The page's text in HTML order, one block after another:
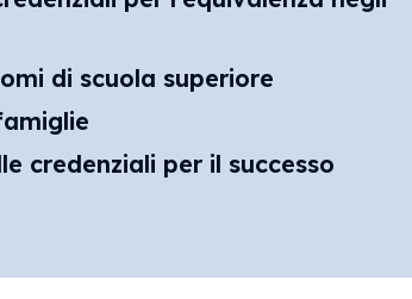
di scuola superiore
credenziali per il successo